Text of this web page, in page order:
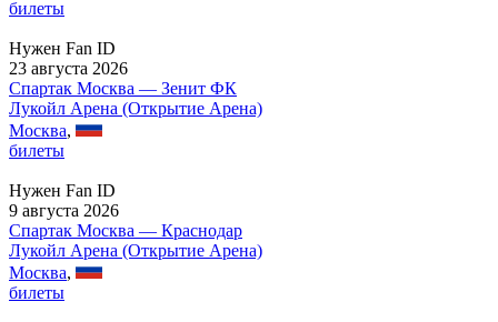
билеты
Нужен Fan ID
23 августа 2026
Спартак Москва — Зенит ФК
Лукойл Арена (Открытие Арена)
Москва,
билеты
Нужен Fan ID
9 августа 2026
Спартак Москва — Краснодар
Лукойл Арена (Открытие Арена)
Москва,
билеты